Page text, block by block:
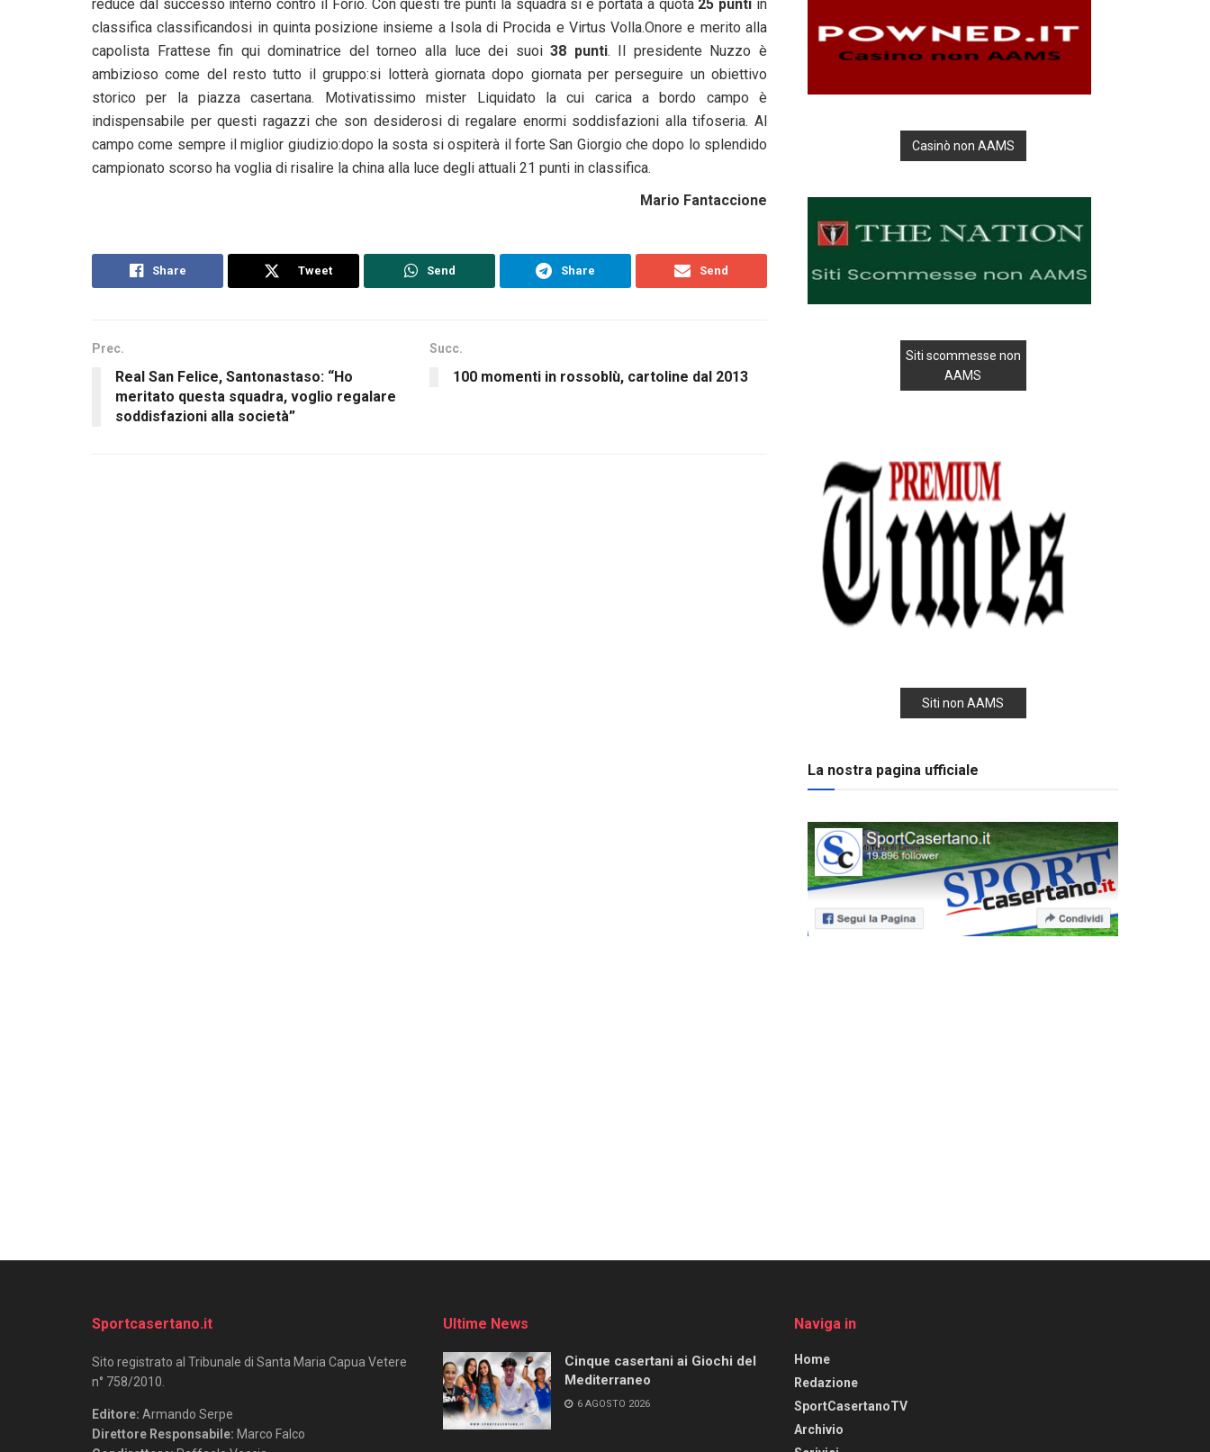
reduce dal successo interno contro il Forio. Con questi tre punti la squadra si è portata a quota 25 punti in
classifica classificandosi in quinta posizione insieme a Isola di Procida e Virtus Volla.Onore e merito alla
capolista Frattese fin qui dominatrice del torneo alla luce dei suoi38 punti. Il presidente Nuzzo è
ambizioso come del resto tutto il gruppo:si lotterà giornata dopo giornata per perseguire un obiettivo
storico per la piazza casertana. Motivatissimo mister Liquidato la cui carica a bordo campo è
indispensabile per questi ragazzi che son desiderosi di regalare enormi soddisfazioni alla tifoseria. Al
campo come sempre il miglior giudizio:dopo la sosta si ospiterà il forte San Giorgio che dopo lo splendido
campionato scorso ha voglia di risalire la china alla luce degli attuali 21 punti in classifica.
Mario Fantaccione
Share Tweet Send Share Send
Prec.
Real San Felice, Santonastaso: “Ho
meritato questa squadra, voglio regalare
soddisfazioni alla società”
Succ.
100 momenti in rossoblù, cartoline dal 2013
Casinò non AAMS
Siti scommesse non
AAMS
Siti non AAMS
La nostra pagina ufficiale
Sportcasertano.it
Sito registrato al Tribunale di Santa Maria Capua Vetere
n° 758/2010.
Editore: Armando Serpe
Direttore Responsabile: Marco Falco
Ultime News
Cinque casertani ai Giochi del
Mediterraneo
6 AGOSTO 2026
Naviga in
Home
Redazione
SportCasertanoTV
Archivio